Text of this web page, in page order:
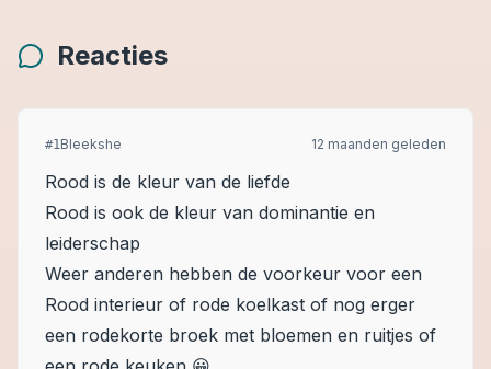
Reacties
#1Bleekshe 12 maanden geleden
Rood is de kleur van de liefde
Rood is ook de kleur van dominantie en
leiderschap
Weer anderen hebben de voorkeur voor een
Rood interieur of rode koelkast of nog erger
een rodekorte broek met bloemen en ruitjes of